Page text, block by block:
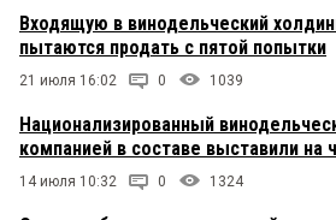
Входящую в винодельческий
пытаются продать с пятой попытки
21 июля 16:02 0 1039
Национализированный
компанией в составе выставили на
14 июля 10:32 0 1324